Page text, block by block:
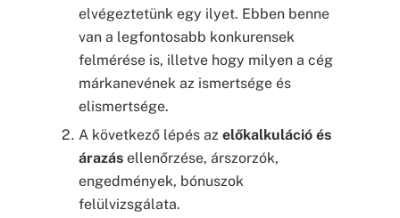
elvégeztetünk egy ilyet. Ebben benne
van a legfontosabb konkurensek
felmérése is, illetve hogy milyen a cég
márkanevének az ismertsége és
elismertsége.
A következő lépés azelőkalkuláció és
árazás ellenőrzése, árszorzók,
engedmények, bónuszok
felülvizsgálata.